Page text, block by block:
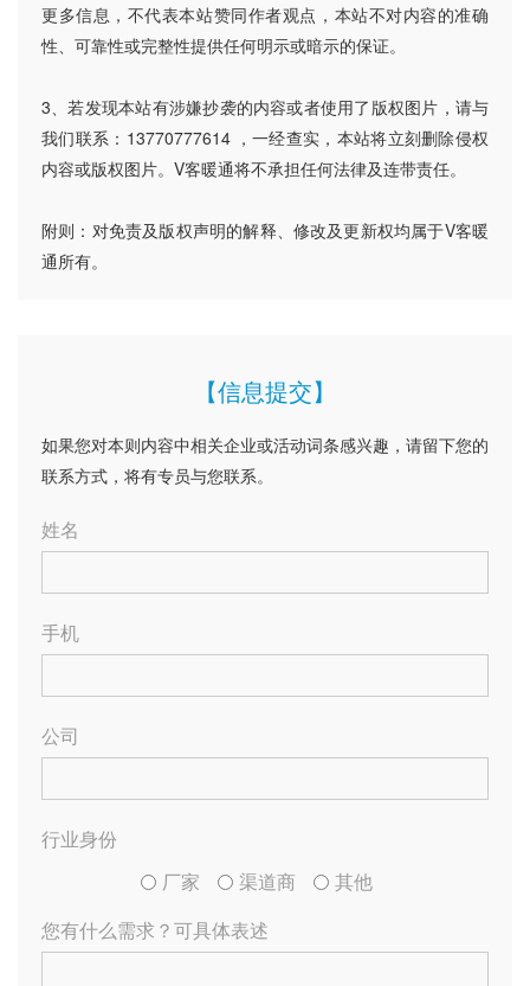
更多信息，不代表本站赞同作者观点，本站不对内容的准确
性、可靠性或完整性提供任何明示或暗示的保证。
3、若发现本站有涉嫌抄袭的内容或者使用了版权图片，请与
我们联系：13770777614 ，一经查实，本站将立刻删除侵权
内容或版权图片。V客暖通将不承担任何法律及连带责任。
附则：对免责及版权声明的解释、修改及更新权均属于V客暖
通所有。